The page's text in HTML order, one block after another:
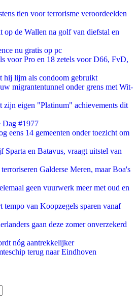
tien voor terrorisme veroordeelden
op de Wallen na golf van diefstal en
nu gratis op pc
voor Pro en 18 zetels voor D66, FvD,
hij lijm als condoom gebruikt
migrantentunnel onder grens met Wit-
eigen "Platinum" achievements dit
Dag #1977
eens 14 gemeenten onder toezicht om
Sparta en Batavus, vraagt uitstel van
Galderse Meren, maar Boa's
geen vuurwerk meer met oud en
tempo van Koopzegels sparen vanaf
gaan deze zomer onverzekerd
nóg aantrekkelijker
terug naar Eindhoven